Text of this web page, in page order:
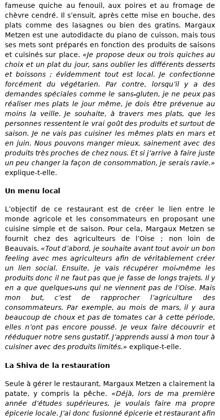
fameuse quiche au fenouil, aux poires et au fromage de
chèvre cendré. Il s’ensuit, après cette mise en bouche, des
plats comme des lasagnes ou bien des gratins. Margaux
Metzen est une autodidacte du piano de cuisson, mais tous
ses mets sont préparés en fonction des produits de saisons
et cuisinés sur place. «Je propose deux ou trois quiches au
choix et un plat du jour, sans oublier les différents desserts
et boissons ; évidemment tout est local. Je confectionne
forcément du végétarien. Par contre, lorsqu’il y a des
demandes spéciales comme le sans-gluten, je ne peux pas
réaliser mes plats le jour même, je dois être prévenue au
moins la veille. Je souhaite, à travers mes plats, que les
personnes ressentent le vrai goût des produits et surtout de
saison. Je ne vais pas cuisiner les mêmes plats en mars et
en juin. Nous pouvons manger mieux, sainement avec des
produits très proches de chez nous. Et si j’arrive à faire juste
un peu changer la façon de consommation, je serais ravie.»
explique-t-elle.
Un menu local
L’objectif de ce restaurant est de créer le lien entre le
monde agricole et les consommateurs en proposant une
cuisine simple et de saison. Pour cela, Margaux Metzen se
fournit chez des agriculteurs de l’Oise ; non loin de
Beauvais. «Tout d’abord, je souhaite avant tout avoir un bon
feeling avec mes agriculteurs afin de véritablement créer
un lien social. Ensuite, je vais récupérer moi-même les
produits donc il ne faut pas que je fasse de longs trajets. Il y
en a que quelques-uns qui ne viennent pas de l’Oise. Mais
mon but, c’est de rapprocher l’agriculture des
consommateurs. Par exemple, au mois de mars, il y aura
beaucoup de choux et pas de tomates car à cette période,
elles n’ont pas encore poussé. Je veux faire découvrir et
rééduquer notre sens gustatif. J’apprends aussi à mon tour à
cuisiner avec des produits limités.» explique-t-elle.
La Shiva de la restauration
Seule à gérer le restaurant, Margaux Metzen a clairement la
patate, y compris la pêche. «Déjà, lors de ma première
année d’études supérieures, je voulais faire ma propre
épicerie locale. J’ai donc fusionné épicerie et restaurant afin